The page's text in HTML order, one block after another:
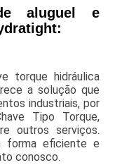
aluguel e
torque hidráulica
a solução que
industriais, por
Tipo Torque,
outros serviços.
forma eficiente e
conosco.